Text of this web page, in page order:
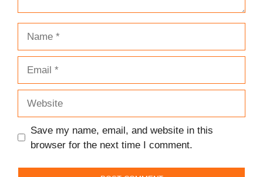
Save my name, email, and website in this
browser for the next time I comment.